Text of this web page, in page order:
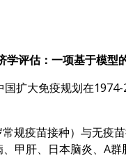
学评估：一项基于模型
扩大免疫规划在
规疫苗接种）与无疫
甲肝、日本脑炎、A